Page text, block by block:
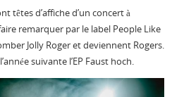
têtes d’affiche d’un concert à
remarquer par le label People Like
Jolly Roger et deviennent Rogers.
suivante l’EP Faust hoch.